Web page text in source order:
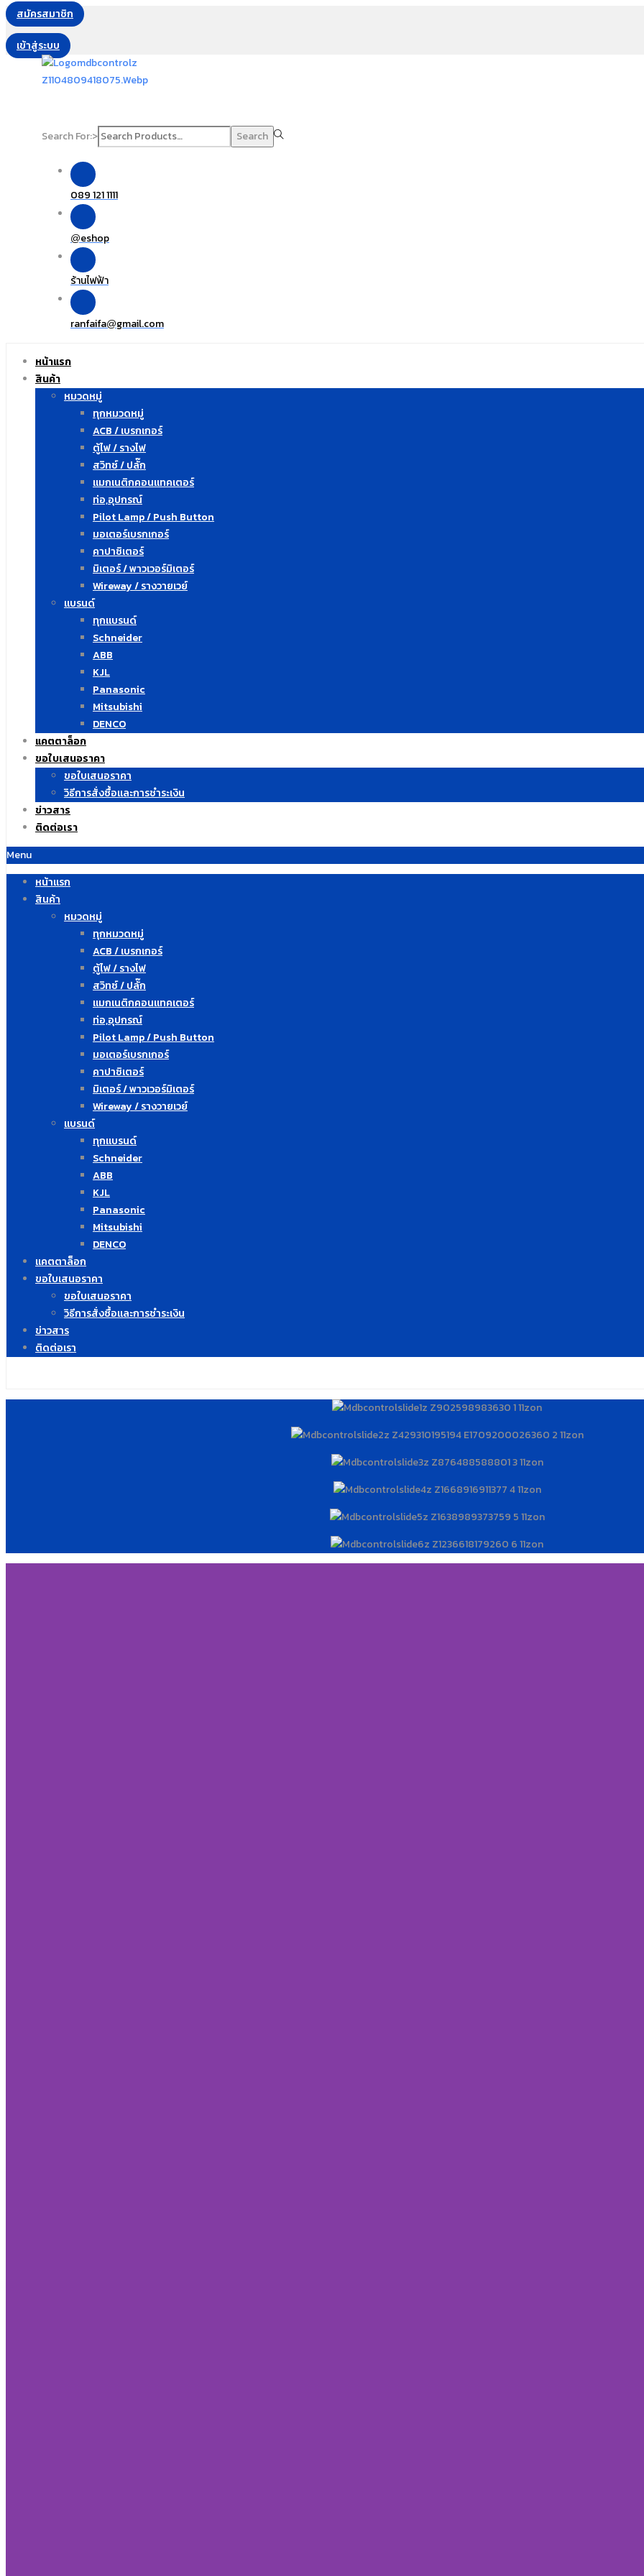
สมัครสมาชิก
เข้าสู่ระบบ
Search For:> Search
089 121 1111
@eshop
ร้านไฟฟ้า
ranfaifa@gmail.com
หน้าแรก
สินค้า
หมวดหมู่
ทุกหมวดหมู่
ACB / เบรกเกอร์
ตู้ไฟ / รางไฟ
สวิทซ์ / ปลั๊ก
แมกเนติกคอนแทคเตอร์
ท่อ,อุปกรณ์
Pilot Lamp / Push Button
มอเตอร์เบรกเกอร์
คาปาซิเตอร์
มิเตอร์ / พาวเวอร์มิเตอร์
Wireway / รางวายเวย์
แบรนด์
ทุกแบรนด์
Schneider
ABB
KJL
Panasonic
Mitsubishi
DENCO
แคตตาล็อก
ขอใบเสนอราคา
ขอใบเสนอราคา
วิธีการสั่งซื้อและการชำระเงิน
ข่าวสาร
ติดต่อเรา
Menu
หน้าแรก
สินค้า
หมวดหมู่
ทุกหมวดหมู่
ACB / เบรกเกอร์
ตู้ไฟ / รางไฟ
สวิทซ์ / ปลั๊ก
แมกเนติกคอนแทคเตอร์
ท่อ,อุปกรณ์
Pilot Lamp / Push Button
มอเตอร์เบรกเกอร์
คาปาซิเตอร์
มิเตอร์ / พาวเวอร์มิเตอร์
Wireway / รางวายเวย์
แบรนด์
ทุกแบรนด์
Schneider
ABB
KJL
Panasonic
Mitsubishi
DENCO
แคตตาล็อก
ขอใบเสนอราคา
ขอใบเสนอราคา
วิธีการสั่งซื้อและการชำระเงิน
ข่าวสาร
ติดต่อเรา